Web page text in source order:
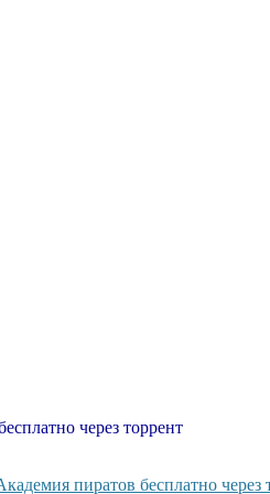
через торрент
пиратов бесплатно через